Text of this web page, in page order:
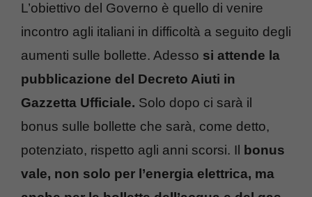
L’obiettivo del Governo è quello di venire
incontro agli italiani in difficoltà a seguito degli
aumenti sulle bollette. Adesso si attende la
pubblicazione del Decreto Aiuti in
Gazzetta Ufficiale. Solo dopo ci sarà il
bonus sulle bollette che sarà, come detto,
potenziato, rispetto agli anni scorsi. Il
bonus
vale, non solo per l’energia elettrica, ma